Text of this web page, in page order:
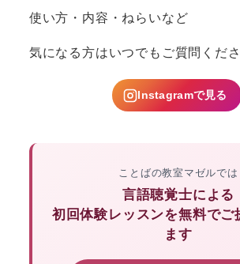
使い方・内容・ねらいなど
気になる方はいつでもご質問くだ
Instagramで見る
ことばの教室マゼルでは
言語聴覚士による
初回体験レッスンを無料でご
ます